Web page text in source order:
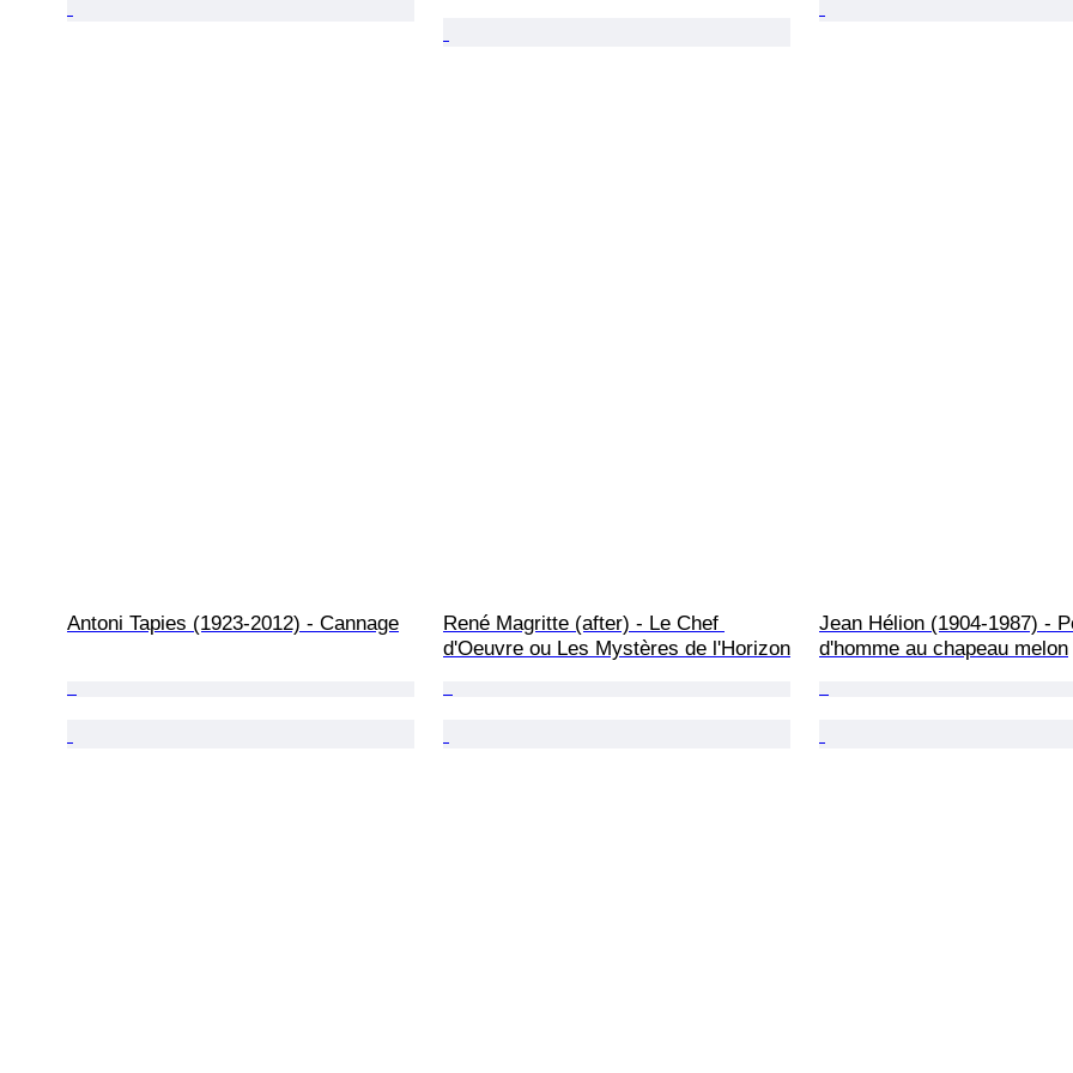
Antoni Tapies (1923-2012) - Cannage
René Magritte (after) - Le Chef
d'Oeuvre ou Les Mystères de l'Horizon
Jean Hélion (1904-1987) -
d'homme au chapeau melon